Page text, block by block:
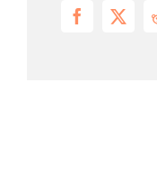
Facebook
X